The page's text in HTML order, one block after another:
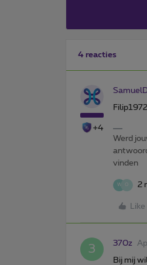
4 reacties
+4
Werd
vinden
W O 2
Like
3 370z
Bij mij